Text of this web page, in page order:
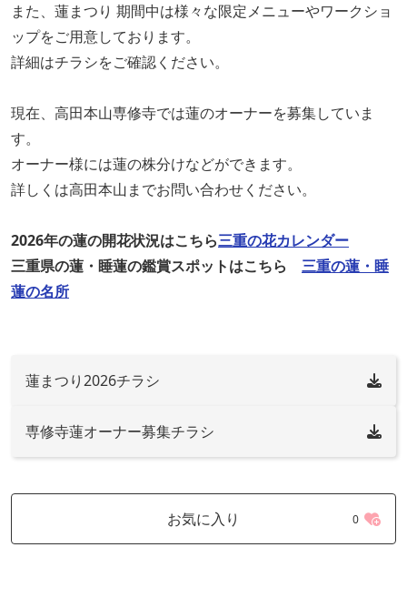
また、蓮まつり 期間中は様々な限定メニューやワークショ
ップをご用意しております。
詳細はチラシをご確認ください。
現在、高田本山専修寺では蓮のオーナーを募集していま
す。
オーナー様には蓮の株分けなどができます。
詳しくは高田本山までお問い合わせください。
2026年の蓮の開花状況はこちら三重の花カレンダー
三重県の蓮・睡蓮の鑑賞スポットはこちら 三重の蓮・睡
蓮の名所
蓮まつり2026チラシ
専修寺蓮オーナー募集チラシ
お気に入り 0